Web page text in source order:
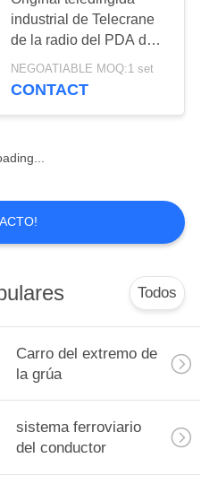
industrial de Telecrane
de la radio del PDA de 8
botones de Taiwán
NEGOATIABLE MOQ:1 set
CONTACT
Todos
Carro del extremo de
la grúa
sistema ferroviario
del conductor